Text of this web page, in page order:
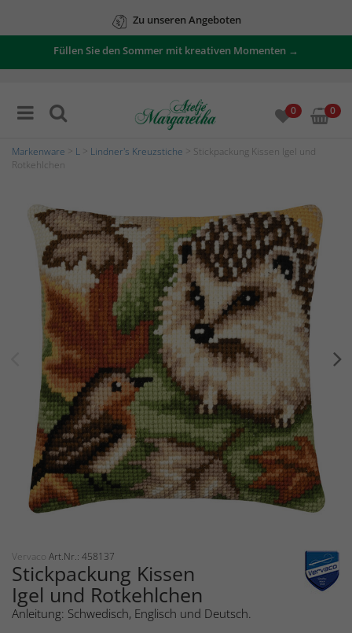
Zu unseren Angeboten
Füllen Sie den Sommer mit kreativen Momenten →
0 0
Markenware L Lindner's Kreuzstiche > Stickpackung Kissen Igel und
Rotkehlchen
Vervaco Art.Nr.: 458137
Stickpackung Kissen
Igel und Rotkehlchen
Anleitung: Schwedisch, Englisch und Deutsch.